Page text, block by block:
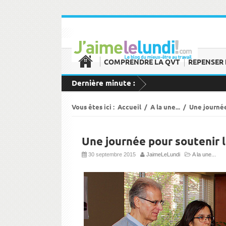
COMPRENDRE LA QVT REPENSER
Dernière minute :
Vous êtes ici : Accueil / A la une... / Une
Une journée pour soutenir
30 septembre 2015 JaimeLeLundi A la une...